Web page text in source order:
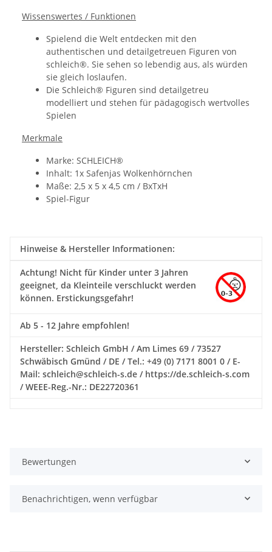
Wissenswertes / Funktionen
Spielend die Welt entdecken mit den
authentischen und detailgetreuen Figuren von
schleich®. Sie sehen so lebendig aus, als würden
sie gleich loslaufen.
Die Schleich® Figuren sind detailgetreu
modelliert und stehen für pädagogisch wertvolles
Spielen
Merkmale
Marke: SCHLEICH®
Inhalt: 1x Safenjas Wolkenhörnchen
Maße: 2,5 x 5 x 4,5 cm / BxTxH
Spiel-Figur
Hinweise & Hersteller Informationen:
Achtung! Nicht für Kinder unter 3 Jahren
geeignet, da Kleinteile verschluckt werden
können. Erstickungsgefahr!
Ab 5 - 12 Jahre empfohlen!
Hersteller: Schleich GmbH / Am Limes 69 / 73527
Schwäbisch Gmünd / DE / Tel.: +49 (0) 7171 8001 0 / E-
Mail: schleich@schleich-s.de / https://de.schleich-s.com
/ WEEE-Reg.-Nr.: DE22720361
Bewertungen
Benachrichtigen, wenn verfügbar